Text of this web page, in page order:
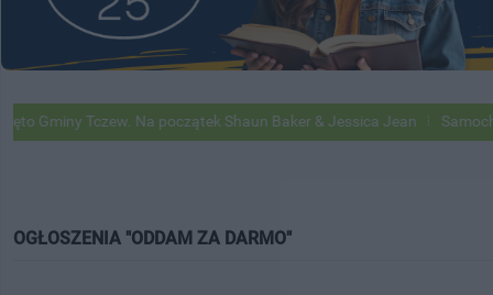
Gminy Tczew. Na początek Shaun Baker & Jessica Jean
OGŁOSZENIA "ODDAM ZA DARMO"